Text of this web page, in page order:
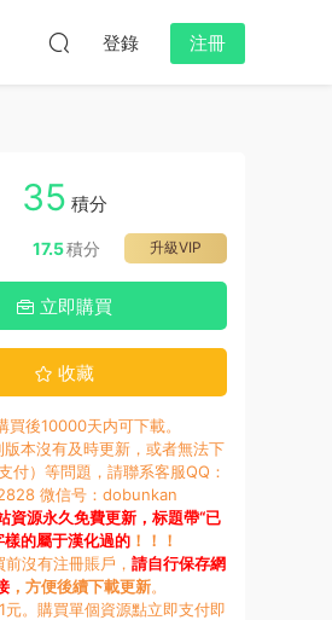
登錄 注冊
35 積分
升級VIP
17.5積分
立即購買
收藏
買後10000天内可下載。
版本沒有及時更新，或者無法下
付）等問題，請聯系客服QQ：
微信号：dobunkan
資源永久免費更新，标題帶“已
樣的屬于漢化過的！！！
沒有注冊賬戶， 請自行保存網
，方便後續下載更新。
元。購買單個資源點立即支付即